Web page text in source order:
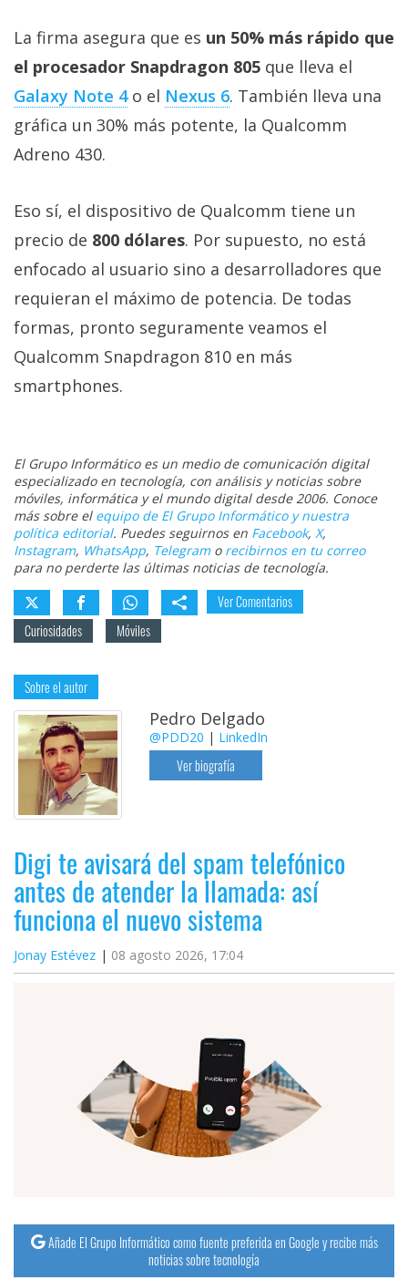
El Grupo
Informático
(CC) 2006-
2026.Algunos
derechos
reservados .
La firma asegura que es un 50% más rápido que
el procesador Snapdragon 805 que lleva el
Galaxy Note 4o el Nexus 6. También lleva una
gráfica un 30% más potente, la Qualcomm
Adreno 430.
Eso sí, el dispositivo de Qualcomm tiene un
precio de 800 dólares. Por supuesto, no está
enfocado al usuario sino a desarrolladores que
requieran el máximo de potencia. De todas
formas, pronto seguramente veamos el
Qualcomm Snapdragon 810 en más
smartphones.
El Grupo Informático es un medio de comunicación digital
especializado en tecnología, con análisis y noticias sobre
móviles, informática y el mundo digital desde 2006. Conoce
más sobre el equipo de El Grupo Informático y nuestra
política editorial. Puedes seguirnos en Facebook, X,
Instagram, WhatsApp, Telegramo recibirnos en tu correo
para no perderte las últimas noticias de tecnología.
Ver Comentarios
Curiosidades
Móviles
Sobre el autor
Pedro Delgado
@PDD20 | LinkedIn
Ver biografía
Digi te avisará del spam telefónico
antes de atender la llamada: así
funciona el nuevo sistema
Jonay Estévez 08 agosto 2026, 17:04
Añade El Grupo Informático como fuente preferida en Google y recibe más
noticias sobre tecnología